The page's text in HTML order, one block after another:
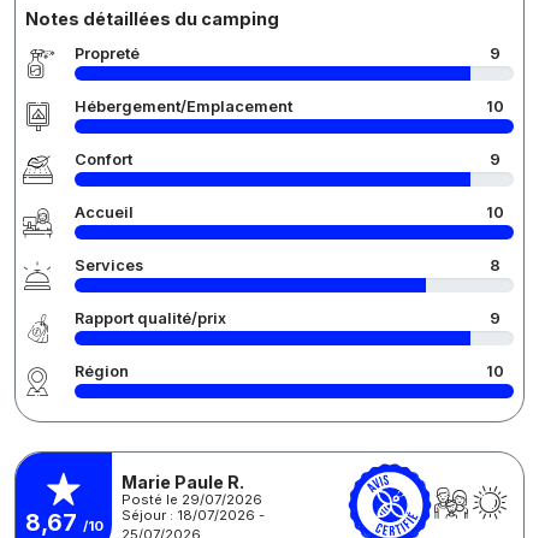
Notes détaillées du camping
Propreté 9
Hébergement/Emplacement 10
Confort 9
Accueil 10
Services 8
Rapport qualité/prix 9
Région 10
8,67 /10
Marie Paule R.
Posté le 29/07/2026
Séjour : 18/07/2026 -
25/07/2026